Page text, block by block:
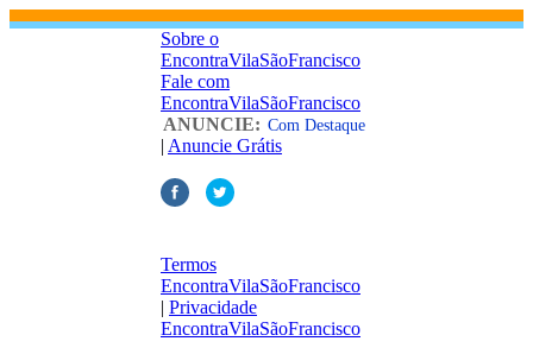
Sobre o
EncontraVilaSãoFrancisco
Fale com
EncontraVilaSãoFrancisco
ANUNCIE: Com Destaque
| Anuncie Grátis
Termos
EncontraVilaSãoFrancisco
| Privacidade
EncontraVilaSãoFrancisco